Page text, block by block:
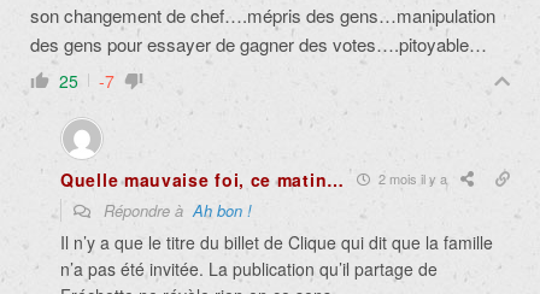
son changement de chef….mépris des gens…manipulation
des gens pour essayer de gagner des votes….pitoyable…
25 -7
Quelle mauvaise foi, ce matin… 2 mois il y a
Répondre à Ah bon !
Il n’y a que le titre du billet de Clique qui dit que la famille
n’a pas été invitée. La publication qu’il partage de